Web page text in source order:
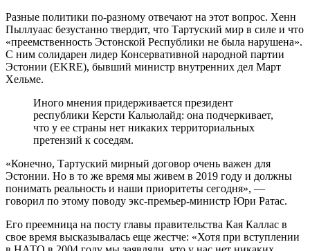
Разные политики по-разному отвечают на этот вопрос. Хенн
Пыллуаас безустанно твердит, что Тартуский мир в силе и что
«преемственность Эстонской Республики не была нарушена».
С ним солидарен лидер Консервативной народной партии
Эстонии (EKRE), бывший министр внутренних дел Март
Хельме.
Иного мнения придерживается президент
республики Керсти Кальюлайд: она подчеркивает,
что у ее страны нет никаких территориальных
претензий к соседям.
«Конечно, Тартуский мирный договор очень важен для
Эстонии. Но в то же время мы живем в 2019 году и должны
понимать реальность и наши приоритеты сегодня», —
говорил по этому поводу экс-премьер-министр Юри Ратас.
Его преемница на посту главы правительства Кая Каллас в
свое время высказывалась еще жестче: «Хотя при вступлении